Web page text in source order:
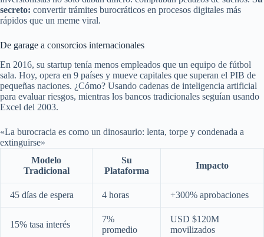
secreto: convertir trámites burocráticos en procesos digitales más
rápidos que un meme viral.
De garage a consorcios internacionales
En 2016, su startup tenía menos empleados que un equipo de fútbol
sala. Hoy, opera en 9 países y mueve capitales que superan el PIB de
pequeñas naciones. ¿Cómo? Usando cadenas de inteligencia artificial
para evaluar riesgos, mientras los bancos tradicionales seguían usando
Excel del 2003.
«La burocracia es como un dinosaurio: lenta, torpe y condenada a
extinguirse»
Modelo
Tradicional
Su
Plataforma
Impacto
45 días de espera 4 horas +300% aprobaciones
15% tasa interés
7%
promedio
USD $120M
movilizados